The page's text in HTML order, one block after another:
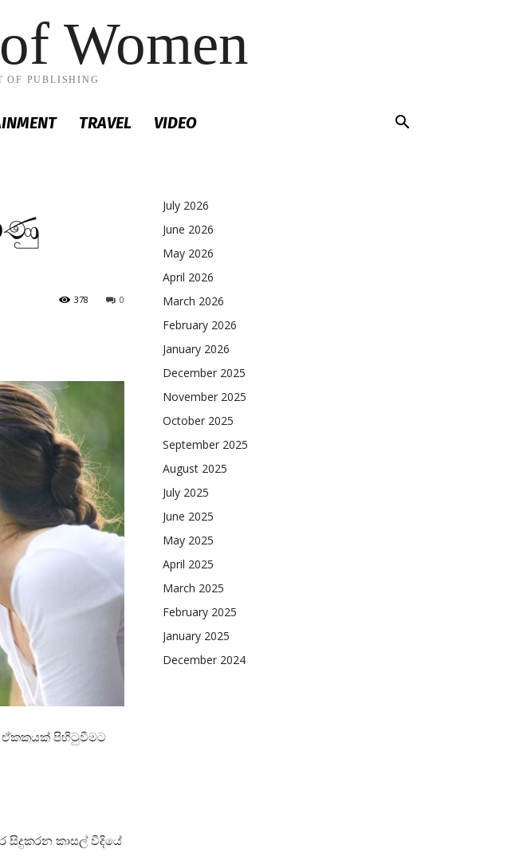
Women
OF PUBLISHING
TRAVEL VIDEO
0
378
ඒකකයක් පිහිටුවීමට
සිදුකරන කාසල් වීදියේ
July 2026
June 2026
May 2026
April 2026
March 2026
February 2026
January 2026
December 2025
November 2025
October 2025
September 2025
August 2025
July 2025
June 2025
May 2025
April 2025
March 2025
February 2025
January 2025
December 2024